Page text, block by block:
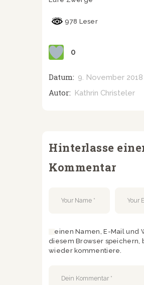
978 Leser
0
Datum: 9. November 2018
Autor: Kathrin Christeler
Hinterlasse
Kommentar
Meinen Namen, E-Mail und
diesem Browser speichern,
wieder kommentiere.